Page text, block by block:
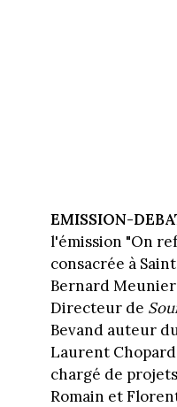
EMISSION-
l'émission "On
consacrée à
Bernard
Directeur de
Bevand auteur
Laurent
chargé de
Romain et